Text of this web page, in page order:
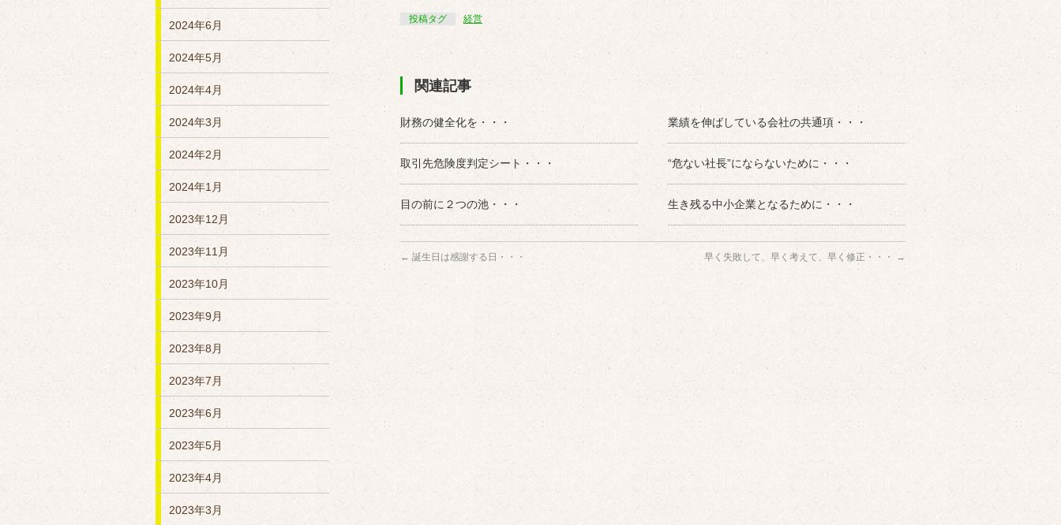
投稿タグ 経営
関連記事
財務の健全化を・・・ 業績を伸ばしている会社の共通項・・・
取引先危険度判定シート・・・ “危ない社長”にならないために・・・
目の前に２つの池・・・ 生き残る中小企業となるために・・・
← 誕生日は感謝する日・・・ 早く失敗して、早く考えて、早く修正・・・ →
2024年6月
2024年5月
2024年4月
2024年3月
2024年2月
2024年1月
2023年12月
2023年11月
2023年10月
2023年9月
2023年8月
2023年7月
2023年6月
2023年5月
2023年4月
2023年3月